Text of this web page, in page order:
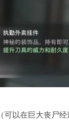
（可以在巨大丧尸